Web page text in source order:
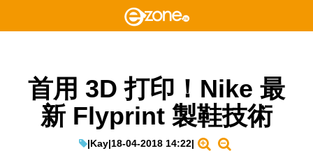
首用 3D 打印！Nike 最
新 Flyprint 製鞋技術
|Kay|18-04-2018 14:22|